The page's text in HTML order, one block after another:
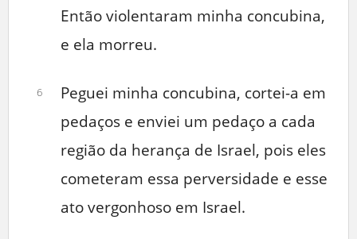
Então violentaram minha concubina,
e ela morreu.
6
Peguei minha concubina, cortei-a em
pedaços e enviei um pedaço a cada
região da herança de Israel, pois eles
cometeram essa perversidade e esse
ato vergonhoso em Israel.